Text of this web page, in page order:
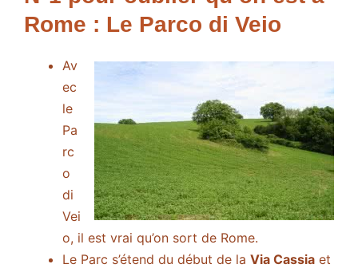
Rome : Le Parco di Veio
Av
ec
le
Pa
rc
o
di
Vei
o, il est vrai qu’on sort de Rome.
Le Parc s’étend du début de la Via Cassia et